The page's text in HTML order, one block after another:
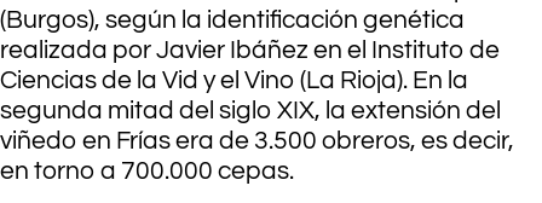
(Burgos), según la identificación genética
realizada por Javier Ibáñez en el Instituto de
Ciencias de la Vid y el Vino (La Rioja). En la
segunda mitad del siglo XIX, la extensión del
viñedo en Frías era de 3.500 obreros, es decir,
en torno a 700.000 cepas.